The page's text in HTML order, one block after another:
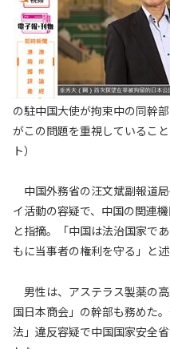
の駐中国大使が拘束中の同幹
がこの問題を重視しているこ
ト）
中国外務省の汪文斌副報道
イ活動の容疑で、中国の関連
と指摘。「中国は法治国家で
もに当事者の権利を守る」と
男性は、アステラス製薬の
国日本商会」の幹部も務めた
法」違反容疑で中国国家安全